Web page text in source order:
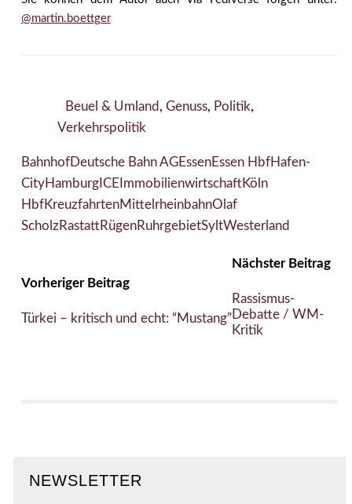
@martin.boettger
Beuel & Umland , Genuss, Politik,
Verkehrspolitik
BahnhofDeutsche Bahn AGEssenEssen HbfHafen-
CityHamburgICE ImmobilienwirtschaftKöln
HbfKreuzfahrtenMittelrheinbahnOlaf
ScholzRastattRügenRuhrgebietSyltWesterland
Vorheriger Beitrag
Türkei – kritisch und echt: “Mustang”
Nächster Beitrag
Rassismus-
Debatte / WM-
Kritik
NEWSLETTER